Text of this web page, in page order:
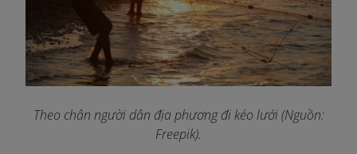
Theo chân người dân địa phương đi kéo lưới (Nguồn:
Freepik).